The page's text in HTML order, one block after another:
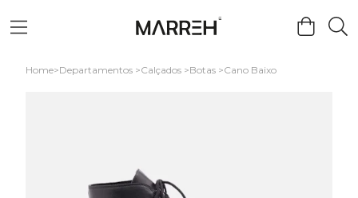
Home Departamentos Calçados Botas Cano Baixo